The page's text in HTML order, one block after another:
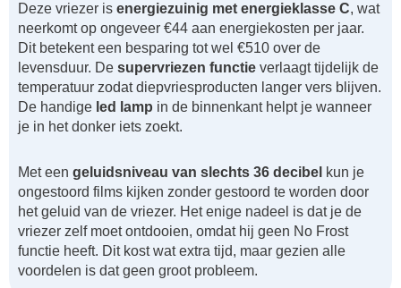
Deze vriezer is energiezuinig met energieklasse C, wat
neerkomt op ongeveer €44 aan energiekosten per jaar.
Dit betekent een besparing tot wel €510 over de
levensduur. De supervriezen functie verlaagt tijdelijk de
temperatuur zodat diepvriesproducten langer vers blijven.
De handige led lamp in de binnenkant helpt je wanneer
je in het donker iets zoekt.
Met een geluidsniveau van slechts 36 decibel kun je
ongestoord films kijken zonder gestoord te worden door
het geluid van de vriezer. Het enige nadeel is dat je de
vriezer zelf moet ontdooien, omdat hij geen No Frost
functie heeft. Dit kost wat extra tijd, maar gezien alle
voordelen is dat geen groot probleem.